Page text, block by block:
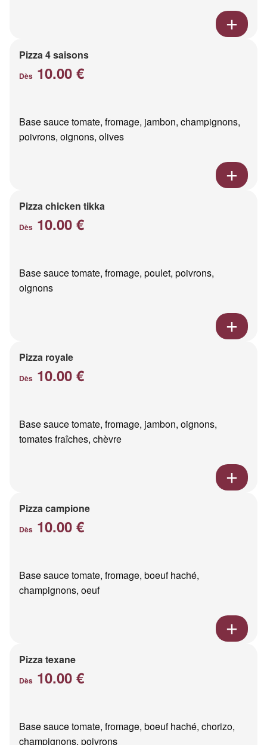
Pizza 4 saisons
Dès 10.00 €
Base sauce tomate, fromage, jambon, champignons,
poivrons, oignons, olives
Pizza chicken tikka
Dès 10.00 €
Base sauce tomate, fromage, poulet, poivrons,
oignons
Pizza royale
Dès 10.00 €
Base sauce tomate, fromage, jambon, oignons,
tomates fraîches, chèvre
Pizza campione
Dès 10.00 €
Base sauce tomate, fromage, boeuf haché,
champignons, oeuf
Pizza texane
Dès 10.00 €
Base sauce tomate, fromage, boeuf haché, chorizo,
champignons, poivrons